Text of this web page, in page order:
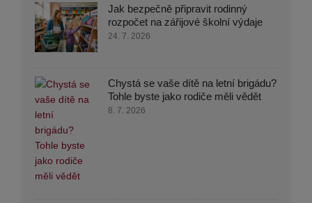
Jak bezpečně připravit rodinný
rozpočet na zářijové školní výdaje
24. 7. 2026
Chystá se vaše dítě na letní brigádu?
Tohle byste jako rodiče měli vědět
8. 7. 2026